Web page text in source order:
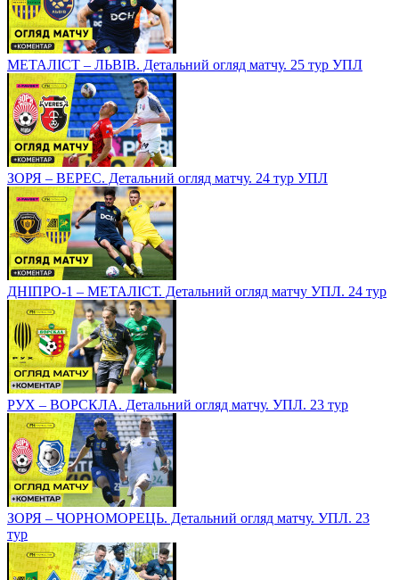
МЕТАЛІСТ – ЛЬВІВ. Детальний огляд матчу. 25 тур УПЛ
ЗОРЯ – ВЕРЕС. Детальний огляд матчу. 24 тур УПЛ
ДНІПРО-1 – МЕТАЛІСТ. Детальний огляд матчу УПЛ. 24 тур
РУХ – ВОРСКЛА. Детальний огляд матчу. УПЛ. 23 тур
ЗОРЯ – ЧОРНОМОРЕЦЬ. Детальний огляд матчу. УПЛ. 23
тур